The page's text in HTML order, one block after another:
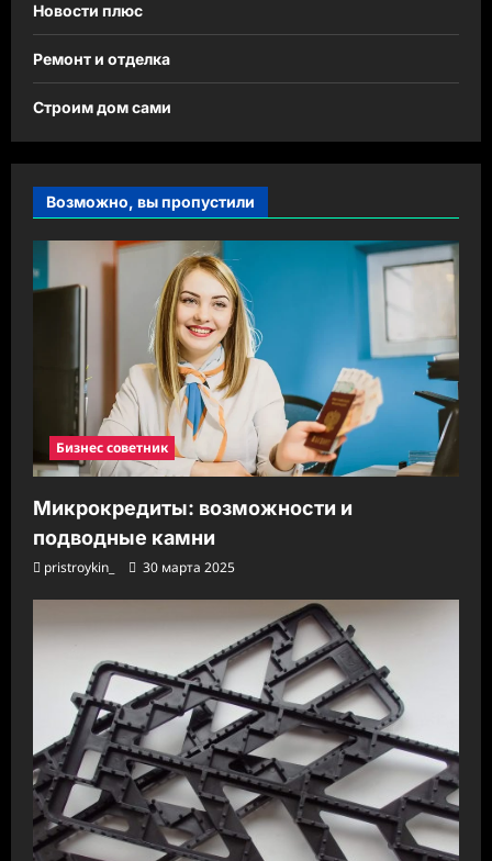
Новости плюс
Ремонт и отделка
Строим дом сами
Возможно, вы пропустили
Бизнес советник
Микрокредиты: возможности и
подводные камни
pristroykin_ 30 марта 2025